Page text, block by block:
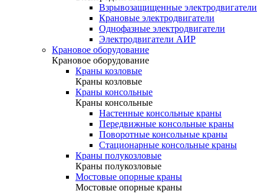
Взрывозащищенные электродвигатели
Крановые электродвигатели
Однофазные электродвигатели
Электродвигатели АИР
Крановое оборудование
Крановое оборудование
Краны козловые
Краны козловые
Краны консольные
Краны консольные
Настенные консольные краны
Передвижные консольные краны
Поворотные консольные краны
Стационарные консольные краны
Краны полукозловые
Краны полукозловые
Мостовые опорные краны
Мостовые опорные краны